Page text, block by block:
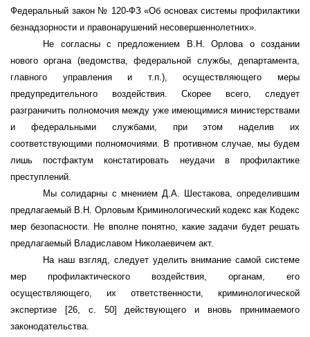
Федеральный закон № 120-ФЗ «Об основах системы профилактики
безнадзорности и правонарушений несовершеннолетних».
Не согласны с предложением В.Н. Орлова о создании
нового органа (ведомства, федеральной службы, департамента,
главного управления и т.п.), осуществляющего меры
предупредительного воздействия. Скорее всего, следует
разграничить полномочия между уже имеющимися министерствами
и федеральными службами, при этом наделив их
соответствующими полномочиями. В противном случае, мы будем
лишь постфактум констатировать неудачи в профилактике
преступлений.
Мы солидарны с мнением Д.А. Шестакова, определившим
предлагаемый В.Н. Орловым Криминологический кодекс как Кодекс
мер безопасности. Не вполне понятно, какие задачи будет решать
предлагаемый Владиславом Николаевичем акт.
На наш взгляд, следует уделить внимание самой системе
мер профилактического воздействия, органам, его
осуществляющего, их ответственности, криминологической
экспертизе
[26, с. 50]
действующего и вновь принимаемого
законодательства.